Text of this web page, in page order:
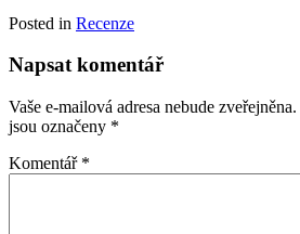
Posted in Recenze
Napsat komentář
Vaše e-mailová adresa nebude zveřejněna.
jsou označeny *
Komentář *